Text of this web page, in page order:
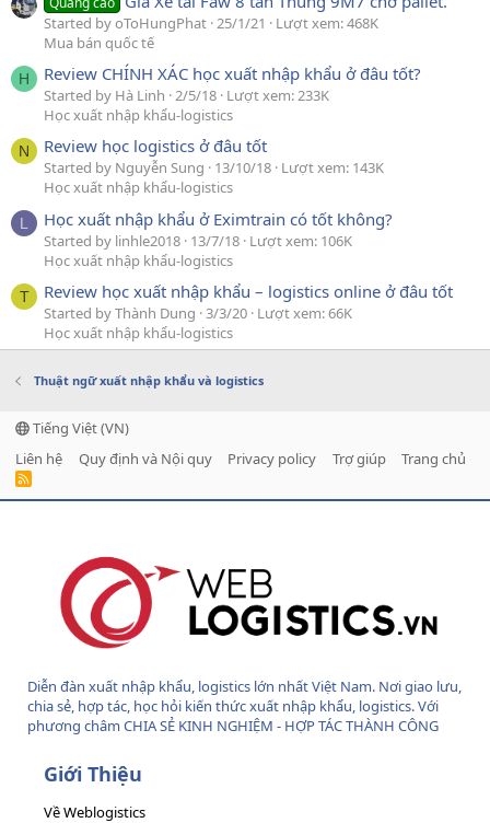
Started by oToHungPhat 25/1/21
Lượt xem: 468K
Mua bán quốc tế
H Review CHÍNH XÁC học xuất nhập khẩu ở đâu tốt?
Started by Hà Linh 2/5/18 Lượt xem: 233K
Học xuất nhập khẩu-logistics
N Review học logistics ở đâu tốt
Started by Nguyễn Sung 13/10/18 Lượt xem: 143K
Học xuất nhập khẩu-logistics
L Học xuất nhập khẩu ở Eximtrain có tốt không?
Started by linhle2018 13/7/18 Lượt xem: 106K
Học xuất nhập khẩu-logistics
T Review học xuất nhập khẩu – logistics online ở đâu tốt
Started by Thành Dung 3/3/20 Lượt xem: 66K
Học xuất nhập khẩu-logistics
Thuật ngữ xuất nhập khẩu và logistics
Tiếng Việt (VN)
Liên hệ
Quy định và Nội quy Privacy policy Trợ giúp Trang chủ
R
Diễn đàn xuất nhập khẩu, logistics lớn nhất Việt Nam. Nơi giao lưu,
chia sẻ, hợp tác, học hỏi kiến thức xuất nhập khẩu, logistics. Với
phương châm CHIA SẺ KINH NGHIỆM - HỢP TÁC THÀNH CÔNG
Giới Thiệu
Về Weblogistics